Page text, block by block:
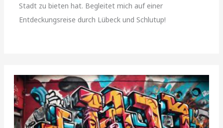
Stadt zu bieten hat. Begleitet mich auf einer
Entdeckungsreise durch Lübeck und Schlutup!